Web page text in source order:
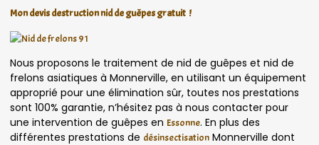
Mon devis destruction nid de guêpes gratuit !
Nous proposons le traitement de nid de guêpes et nid de
frelons asiatiques à Monnerville, en utilisant un équipement
approprié pour une élimination sûr, toutes nos prestations
sont 100% garantie, n’hésitez pas à nous contacter pour
une intervention de guêpes en Essonne. En plus des
différentes prestations de désinsectisation Monnerville dont